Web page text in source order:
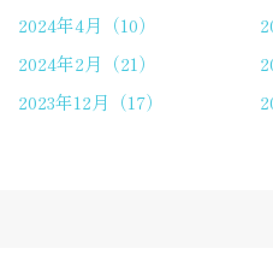
2024年4月（10）
2024年2月（21）
2023年12月（17）